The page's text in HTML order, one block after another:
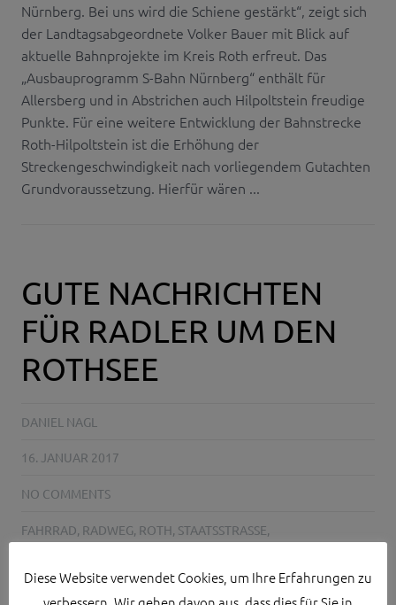
Nürnberg. Bei uns wird die Schiene gestärkt“, zeigt sich
der Landtagsabgeordnete Volker Bauer mit Blick auf
aktuelle Bahnprojekte im Kreis Roth erfreut. Das
„Ausbauprogramm S-Bahn Nürnberg“ enthält für
Allersberg und in Abstrichen auch Hilpoltstein freudige
Punkte. Für eine weitere Entwicklung der Bahnstrecke
Roth-Hilpoltstein ist die Erhöhung der
Streckengeschwindigkeit nach vorliegendem Gutachten
Grundvoraussetzung. Hierfür wären ...
GUTE NACHRICHTEN
FÜR RADLER UM DEN
ROTHSEE
DANIEL NAGL
16. JANUAR 2017
NO COMMENTS
FAHRRAD, RADWEG, ROTH, STAATSSTRASSE ,
STEUERAUFWUCHS
Diese Website verwendet Cookies, um Ihre Erfahrungen zu